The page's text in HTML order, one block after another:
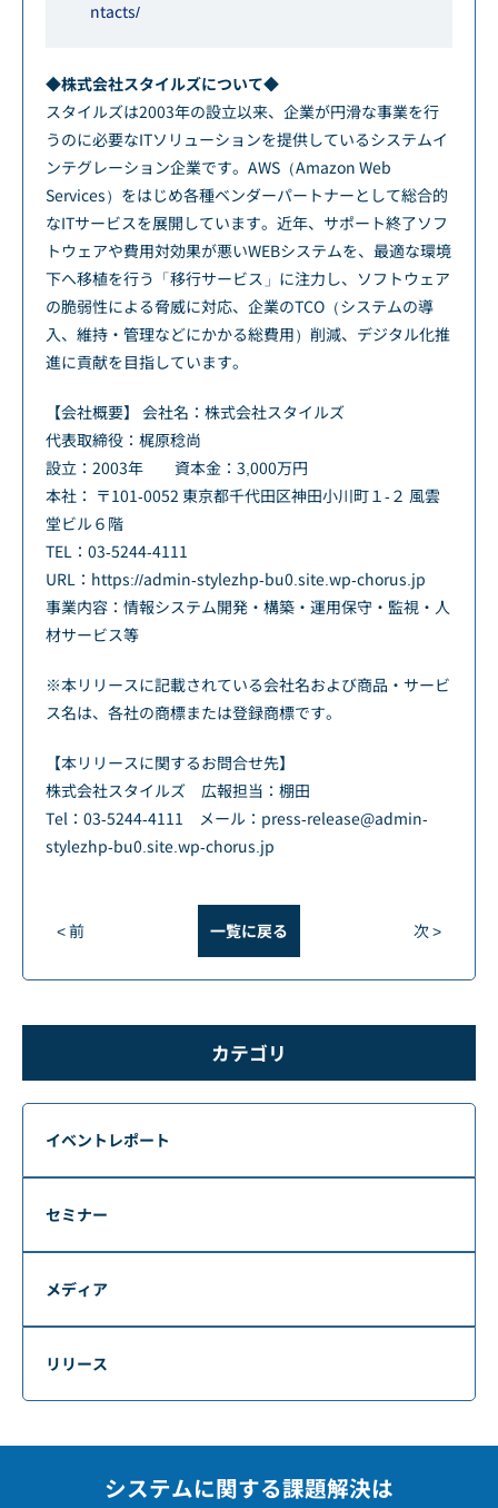
ntacts/
◆株式会社スタイルズについて◆
スタイルズは2003年の設立以来、企業が円滑な事業を行
うのに必要なITソリューションを提供しているシステムイ
ンテグレーション企業です。AWS（Amazon Web
Services）をはじめ各種ベンダーパートナーとして総合的
なITサービスを展開しています。近年、サポート終了ソフ
トウェアや費用対効果が悪いWEBシステムを、最適な環境
下へ移植を行う「移行サービス」に注力し、ソフトウェア
の脆弱性による脅威に対応、企業のTCO（システムの導
入、維持・管理などにかかる総費用）削減、デジタル化推
進に貢献を目指しています。
【会社概要】 会社名：株式会社スタイルズ
代表取締役：梶原稔尚
設立：2003年 資本金：3,000万円
本社： 〒101-0052 東京都千代田区神田小川町１-２ 風雲
堂ビル６階
TEL：03-5244-4111
URL：https://admin-stylezhp-bu0.site.wp-chorus.jp
事業内容：情報システム開発・構築・運用保守・監視・人
材サービス等
※本リリースに記載されている会社名および商品・サービ
ス名は、各社の商標または登録商標です。
【本リリースに関するお問合せ先】
株式会社スタイルズ 広報担当：棚田
Tel：03-5244-4111 メール：press-release@admin-
stylezhp-bu0.site.wp-chorus.jp
< 前 一覧に戻る 次 >
カテゴリ
イベントレポート
セミナー
メディア
リリース
システムに関する課題解決は